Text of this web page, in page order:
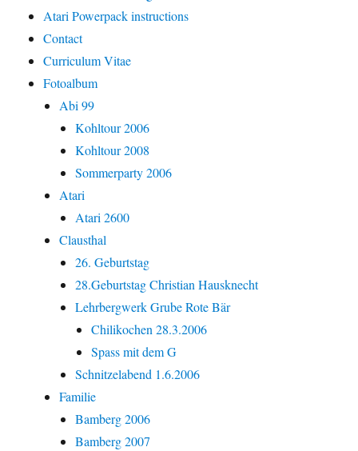
Atari Powerpack instructions
Contact
Curriculum Vitae
Fotoalbum
Abi 99
Kohltour 2006
Kohltour 2008
Sommerparty 2006
Atari
Atari 2600
Clausthal
26. Geburtstag
28.Geburtstag Christian Hausknecht
Lehrbergwerk Grube Rote Bär
Chilikochen 28.3.2006
Spass mit dem G
Schnitzelabend 1.6.2006
Familie
Bamberg 2006
Bamberg 2007